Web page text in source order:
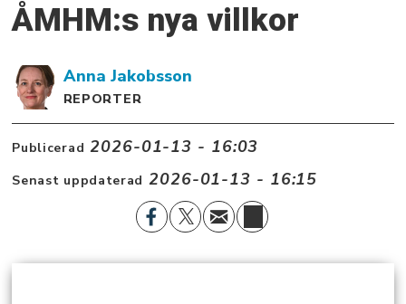
ÅMHM:s nya villkor
Anna Jakobsson
REPORTER
Publicerad 2026-01-13 - 16:03
Senast uppdaterad 2026-01-13 - 16:15